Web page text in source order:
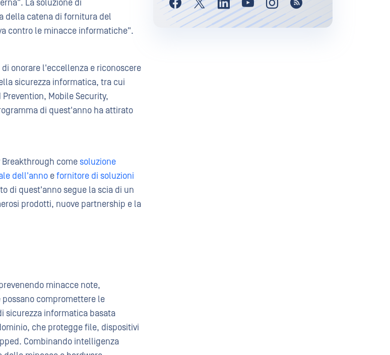
La soluzione di
della catena di fornitura del
contro le minacce informatiche".
onorare l'eccellenza e riconoscere
sicurezza informatica, tra cui
Mobile Security,
di quest'anno ha attirato
Breakthrough comesoluzione
dell'anno efornitore di soluzioni
di quest'anno segue la scia di un
prodotti, nuove partnership e la
minacce note,
compromettere le
sicurezza informatica basata
che protegge file, dispositivi
Combinando intelligenza